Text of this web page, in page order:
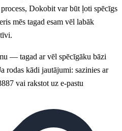
Dokobit var būt ļoti spēcīgs
mēs tagad esam vēl labāk
— tagad ar vēl spēcīgāku bāzi
rodas kādi jautājumi: sazinies ar
vai rakstot uz e-pastu